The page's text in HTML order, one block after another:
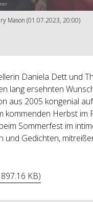
Mason (01.07.2023, 20:00)
Daniela Dett und
lang ersehnten
aus 2005 kongenial
kommenden Herbst im
Sommerfest im
und Gedichten,
KB)